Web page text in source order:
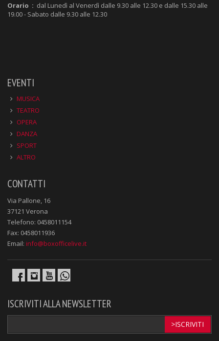
Orario : dal Lunedì al Venerdì dalle 9.30 alle 12.30 e dalle 15.30 alle
19.00 - Sabato dalle 9.30 alle 12.30
EVENTI
MUSICA
TEATRO
OPERA
DANZA
SPORT
ALTRO
CONTATTI
Via Pallone, 16
37121 Verona
Telefono: 0458011154
Fax: 0458011936
Email: info@boxofficelive.it
ISCRIVITI ALLA NEWSLETTER
>ISCRIVITI